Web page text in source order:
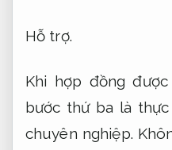
Hỗ trợ.
Khi hợp đồng
bước thứ ba là
chuyên nghiệp.